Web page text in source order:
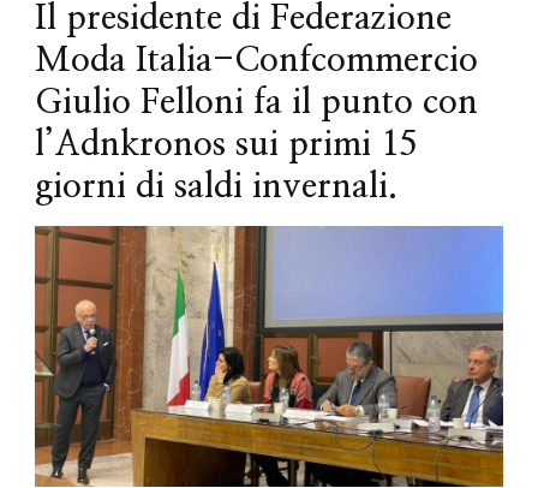
Il presidente di Federazione
Moda Italia-Confcommercio
Giulio Felloni fa il punto con
l’Adnkronos sui primi 15
giorni di saldi invernali.